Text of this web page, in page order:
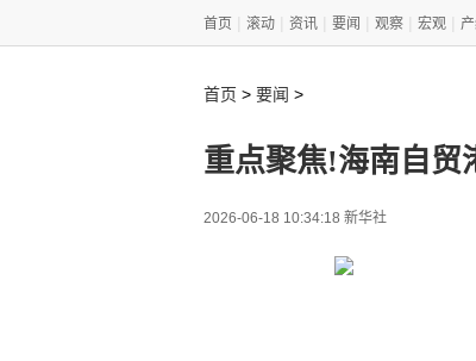
首页 滚动 资讯 要闻 观察 宏观
首页 > 要闻 >
重点聚焦!海南自贸
2026-06-18 10:34:18 新华社